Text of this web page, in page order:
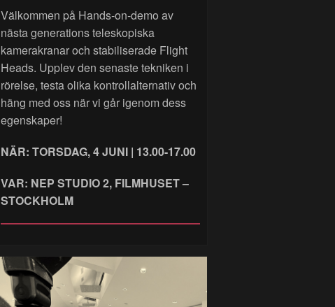
Välkommen på Hands‑on‑demo av
nästa generations teleskopiska
kamerakranar och stabiliserade Flight
Heads. Upplev den senaste tekniken i
rörelse, testa olika kontrollalternativ och
häng med oss när vi går igenom dess
egenskaper!
NÄR: TORSDAG, 4 JUNI | 13.00-17.00
VAR: NEP STUDIO 2, FILMHUSET –
STOCKHOLM